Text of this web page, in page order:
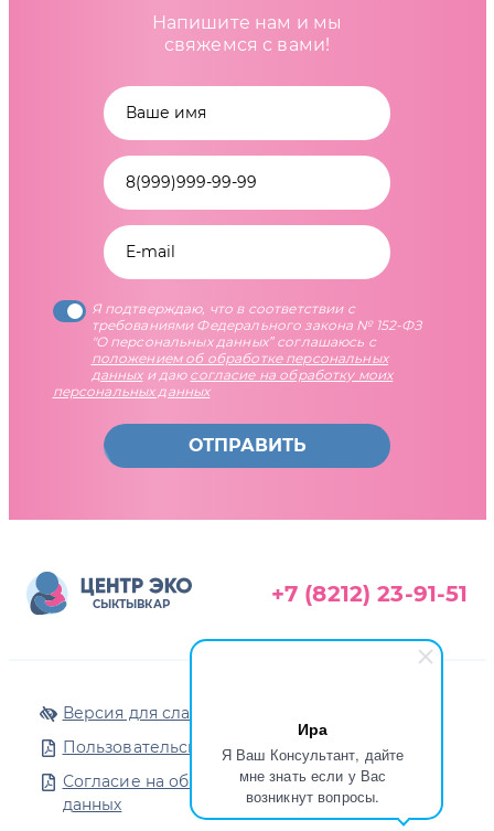
Ира
Я Ваш Консультант, дайте
мне знать если у Вас
возникнут вопросы.
Напишите нам и мы
свяжемся с вами!
Я подтверждаю, что в соответствии с
требованиями Федерального закона № 152-ФЗ
"О персональных данных” соглашаюсь с
положением об обработке персональных
данныхи даю согласие на обработку моих
персональных данных
ОТПРАВИТЬ
СЫКТЫВКАР +7 (8212) 23-91-51
Версия для слабовидящих
Пользовательское соглашение
Согласие на обработку персональных
данных